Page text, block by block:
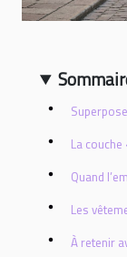
La
Quand
Les
À retenir